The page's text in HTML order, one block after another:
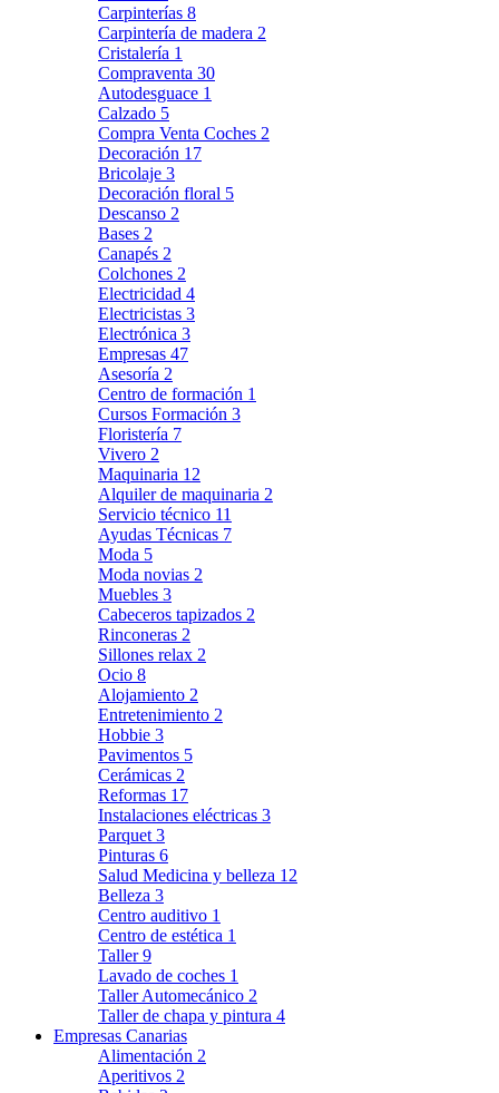
Carpinterías 8
Carpintería de madera 2
Cristalería 1
Compraventa 30
Autodesguace 1
Calzado 5
Compra Venta Coches 2
Decoración 17
Bricolaje 3
Decoración floral 5
Descanso 2
Bases 2
Canapés 2
Colchones 2
Electricidad 4
Electricistas 3
Electrónica 3
Empresas 47
Asesoría 2
Centro de formación 1
Cursos Formación 3
Floristería 7
Vivero 2
Maquinaria 12
Alquiler de maquinaria 2
Servicio técnico 11
Ayudas Técnicas 7
Moda 5
Moda novias 2
Muebles 3
Cabeceros tapizados 2
Rinconeras 2
Sillones relax 2
Ocio 8
Alojamiento 2
Entretenimiento 2
Hobbie 3
Pavimentos 5
Cerámicas 2
Reformas 17
Instalaciones eléctricas 3
Parquet 3
Pinturas 6
Salud Medicina y belleza 12
Belleza 3
Centro auditivo 1
Centro de estética 1
Taller9
Lavado de coches 1
Taller Automecánico 2
Taller de chapa y pintura 4
Empresas Canarias
Alimentación 2
Aperitivos 2